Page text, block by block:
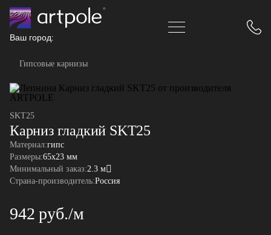
Ваш город:
Гипсовые карнизы
SKT25
Карниз гладкий SKT25
Материал:гипс
Размеры:65x23 мм
Минимальный заказ:2.3 м
Страна-производитель:Россия
942 руб./м